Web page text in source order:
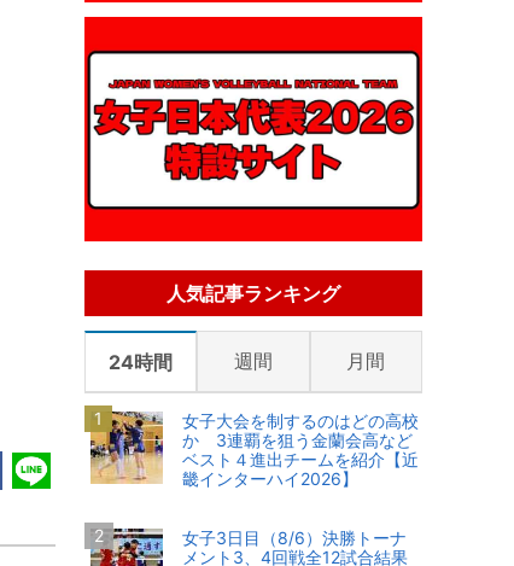
人気記事ランキング
24時間 週間 月間
女子大会を制するのはどの高校
か 3連覇を狙う金蘭会高など
ベスト４進出チームを紹介【近
畿インターハイ2026】
女子3日目（8/6）決勝トーナ
メント3、4回戦全12試合結果